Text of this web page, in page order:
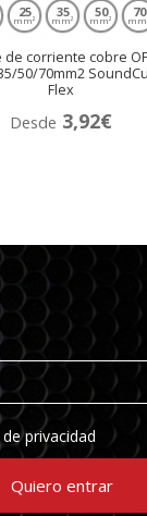
25
mm²
35
mm²
50
mm²
70
de corriente cobre
50/70mm2
Flex
Desde 3,92€